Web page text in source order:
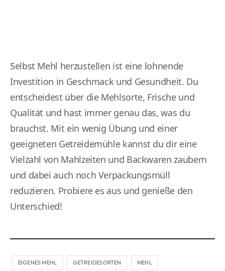
Selbst Mehl herzustellen ist eine lohnende
Investition in Geschmack und Gesundheit. Du
entscheidest über die Mehlsorte, Frische und
Qualität und hast immer genau das, was du
brauchst. Mit ein wenig Übung und einer
geeigneten Getreidemühle kannst du dir eine
Vielzahl von Mahlzeiten und Backwaren zaubern
und dabei auch noch Verpackungsmüll
reduzieren. Probiere es aus und genieße den
Unterschied!
EIGENES MEHL GETREIDESORTEN MEHL